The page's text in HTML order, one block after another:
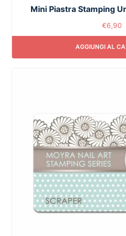
Mini Piastra Stamping
€6,90
AGGIUNGI AL